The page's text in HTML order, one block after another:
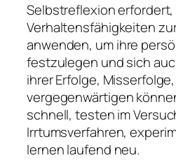
Selbstreflexion
Verhaltensfähigkeiten
anwenden, um ihre
festzulegen und sich
ihrer Erfolge,
vergegenwärtigen
schnell, testen im
Irrtumsverfahren,
lernen laufend neu.